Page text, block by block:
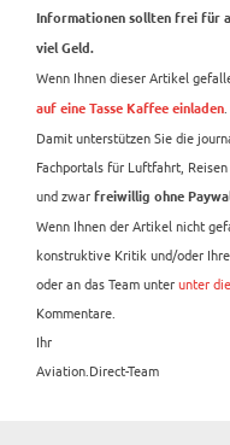
Informationen sollten frei für
viel Geld.
Wenn Ihnen dieser Artikel
auf eine Tasse Kaffee einladen
Damit unterstützen Sie die
Fachportals für Luftfahrt,
und zwar freiwillig ohne
Wenn Ihnen der Artikel nicht
konstruktive Kritik und/oder
oder an das Team unterunter
Kommentare.
Ihr
Aviation.Direct-Team